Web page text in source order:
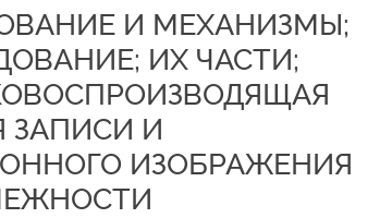
И МЕХАНИЗМЫ;
ИХ ЧАСТИ;
ЗАПИСИ И
ИЗОБРАЖЕНИЯ